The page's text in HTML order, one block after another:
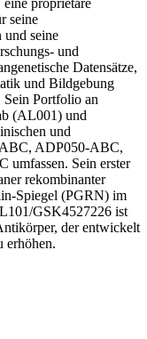
seine
und seine
und
Datensätze,
und Bildgebung
Sein Portfolio an
(AL001) und
und
ADP050-ABC,
Sein erster
rekombinanter
Spiegel (PGRN) im
GSK4527226 ist
der entwickelt
erhöhen.